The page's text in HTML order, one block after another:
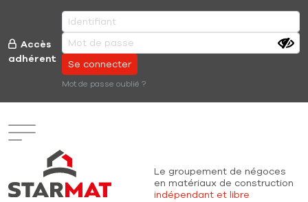
Aller au contenu principal
Accès
adhérent
Mot de passe oublié ?
Le groupement de négoces
en matériaux de construction
indépendant et libre